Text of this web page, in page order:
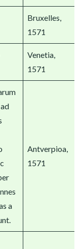
Bruxelles,
1571
Venetia,
1571
a
Antverpioa,
1571